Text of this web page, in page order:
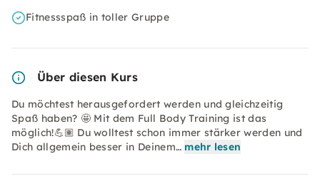
Fitnessspaß in toller Gruppe
Über diesen Kurs
Du möchtest herausgefordert werden und gleichzeitig
Spaß haben? 🤩 Mit dem Full Body Training ist das
möglich!💪🏽 Du wolltest schon immer stärker werden und
Dich allgemein besser in Deinem… mehr lesen